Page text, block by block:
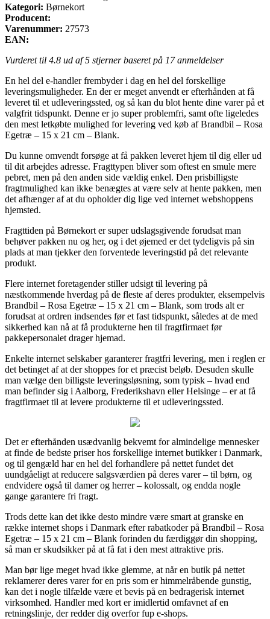
Kategori: Børnekort
Producent:
Varenummer: 27573
EAN:
Vurderet til 4.8 ud af 5 stjerner baseret på 17anmeldelser
En hel del e-handler frembyder i dag en hel del forskellige
leveringsmuligheder. En der er meget anvendt er efterhånden at få
leveret til et udleveringssted, og så kan du blot hente dine varer på et
valgfrit tidspunkt. Denne er jo super problemfri, samt ofte ligeledes
den mest letkøbte mulighed for levering ved køb af Brandbil – Rosa
Egetræ – 15 x 21 cm – Blank.
Du kunne omvendt forsøge at få pakken leveret hjem til dig eller ud
til dit arbejdes adresse. Fragttypen bliver som oftest en smule mere
pebret, men på den anden side vældig enkel. Den prisbilligste
fragtmulighed kan ikke benægtes at være selv at hente pakken, men
det afhænger af at du opholder dig lige ved internet webshoppens
hjemsted.
Fragttiden på Børnekort er super udslagsgivende forudsat man
behøver pakken nu og her, og i det øjemed er det tydeligvis på sin
plads at man tjekker den forventede leveringstid på det relevante
produkt.
Flere internet foretagender stiller udsigt til levering på
næstkommende hverdag på de fleste af deres produkter, eksempelvis
Brandbil – Rosa Egetræ – 15 x 21 cm – Blank, som trods alt er
forudsat at ordren indsendes før et fast tidspunkt, således at de med
sikkerhed kan nå at få produkterne hen til fragtfirmaet før
pakkepersonalet drager hjemad.
Enkelte internet selskaber garanterer fragtfri levering, men i reglen er
det betinget af at der shoppes for et præcist beløb. Desuden skulle
man vælge den billigste leveringsløsning, som typisk – hvad end
man befinder sig i Aalborg, Frederikshavn eller Helsinge – er at få
fragtfirmaet til at levere produkterne til et udleveringssted.
Det er efterhånden usædvanlig bekvemt for almindelige mennesker
at finde de bedste priser hos forskellige internet butikker i Danmark,
og til gengæld har en hel del forhandlere på nettet fundet det
uundgåeligt at reducere salgsværdien på deres varer – til børn, og
endvidere også til damer og herrer – kolossalt, og endda nogle
gange garantere fri fragt.
Trods dette kan det ikke desto mindre være smart at granske en
række internet shops i Danmark efter rabatkoder på Brandbil – Rosa
Egetræ – 15 x 21 cm – Blank forinden du færdiggør din shopping,
så man er skudsikker på at få fat i den mest attraktive pris.
Man bør lige meget hvad ikke glemme, at når en butik på nettet
reklamerer deres varer for en pris som er himmelråbende gunstig,
kan det i nogle tilfælde være et bevis på en bedragerisk internet
virksomhed. Handler med kort er imidlertid omfavnet af en
retningslinje, der redder dig overfor fup e-shops.